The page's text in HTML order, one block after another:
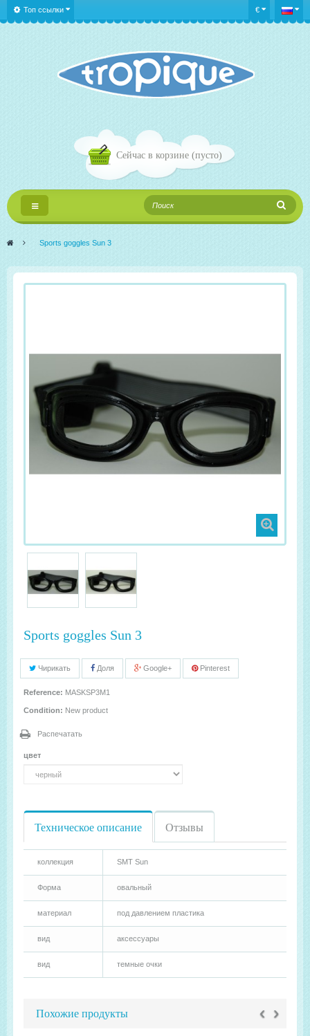
€
Топ ссылки
Сейчас в корзине (пусто)
Переключить
навигации
> Sports goggles Sun 3
Sports goggles Sun 3
Чирикать Доля Google+ Pinterest
Reference: MASKSP3M1
Condition: New product
Распечатать
цвет
Техническое описание Отзывы
коллекция SMT Sun
Форма овальный
материал под давлением пластика
вид аксессуары
вид темные очки
Похожие продукты ‹ ›